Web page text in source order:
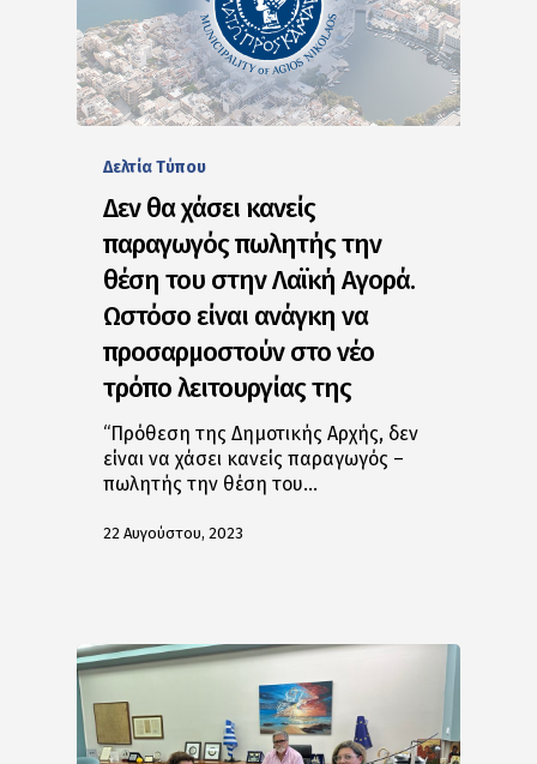
Δελτία Tύπου
Δεν θα χάσει κανείς
παραγωγός πωλητής την
θέση του στην Λαϊκή Αγορά.
Ωστόσο είναι ανάγκη να
προσαρμοστούν στο νέο
τρόπο λειτουργίας της
“Πρόθεση της Δημοτικής Αρχής, δεν
είναι να χάσει κανείς παραγωγός –
πωλητής την θέση του…
22 Αυγούστου, 2023